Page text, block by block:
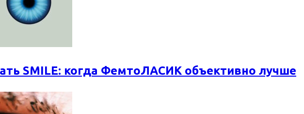
SMILE: когда ФемтоЛАСИК объективно лучше